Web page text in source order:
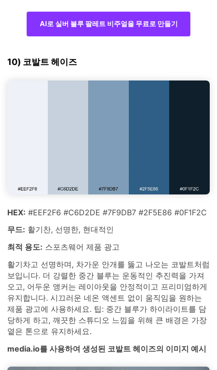
AI로 실버 블루 팔레트 비주얼을 무료로 만들기
10) 코발트 헤이즈
HEX: #EEF2F6 #C6D2DE #7F9DB7 #2F5E86 #0F1F2C
무드: 활기찬, 선명한, 현대적인
최적 용도: 스포츠웨어 제품 광고
활기차고 선명하며, 차가운 안개를 뚫고 나오는 코발트처럼
보입니다. 더 강렬한 중간 블루는 운동적인 추진력을 가져
오고, 어두운 앵커는 레이아웃을 안정적이고 프리미엄하게
유지합니다. 시끄러운 네온 액센트 없이 움직임을 원하는
제품 광고에 사용하세요. 팁: 중간 블루가 하이라이트를 담
당하게 하고, 깨끗한 스튜디오 느낌을 위해 큰 배경은 가장
옅은 톤으로 유지하세요.
media.io를 사용하여 생성된 코발트 헤이즈의 이미지 예시